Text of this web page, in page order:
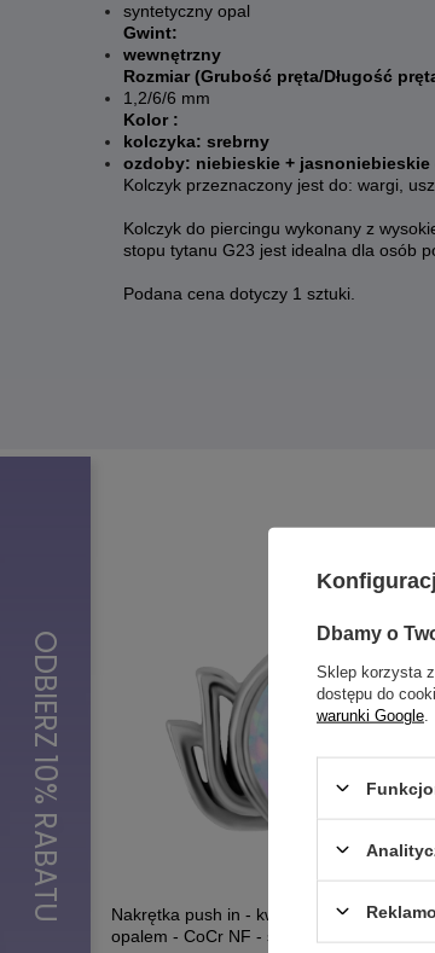
syntetyczny opal
Gwint:
wewnętrzny
Rozmiar (Grubość pręta/Długość
1,2/6/6 mm
Kolor :
kolczyka: srebrny
ozdoby: niebieskie + jasnoniebieskie
Kolczyk przeznaczony jest do: wargi,
Kolczyk do piercingu wykonany z
stopu tytanu G23 jest idealna dla osób
Podana cena dotyczy 1 sztuki.
Nakrętka push in - kwiat lotosu z białym
opalem - CoCr NF - srebrna - PI-003
Dbamy o
Sklep korzysta
dostępu do
warunki Google